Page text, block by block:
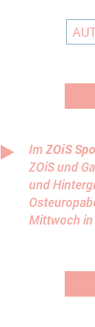
Im ZOiS
ZOiS und
und
Mittwoch in